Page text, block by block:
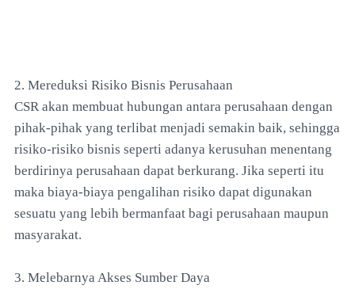
2. Mereduksi Risiko Bisnis Perusahaan
CSR akan membuat hubungan antara perusahaan dengan
pihak-pihak yang terlibat menjadi semakin baik, sehingga
risiko-risiko bisnis seperti adanya kerusuhan menentang
berdirinya perusahaan dapat berkurang. Jika seperti itu
maka biaya-biaya pengalihan risiko dapat digunakan
sesuatu yang lebih bermanfaat bagi perusahaan maupun
masyarakat.
3. Melebarnya Akses Sumber Daya